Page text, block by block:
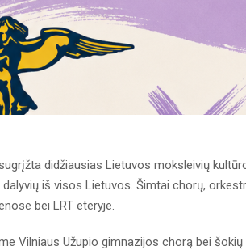
didžiausias Lietuvos moksleivių
iš visos Lietuvos. Šimtai chorų,
bei LRT eteryje.
Vilniaus Užupio gimnazijos chorą bei